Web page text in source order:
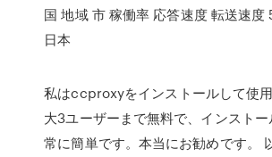
国 地域 市 稼働率 応答速度 転送速度
日本
私はccproxyをインストールして使
大3ユーザーまで無料で、インスト
常に簡単です。本当にお勧めです。